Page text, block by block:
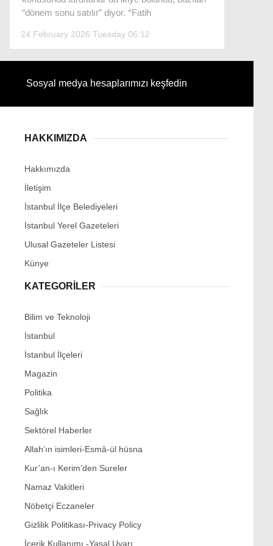
“dönem sonu satılır” diyor. *Fatih
24 February 2026 Tuesday 06:12
Sosyal medya hesaplarımızı keşfedin
HAKKIMIZDA
Hakkımızda
İletişim
İstanbul İlçe Belediyeleri
İstanbul Yerel Gazeteleri
Ulusal Gazeteler Listesi
Künye
KATEGORİLER
Bilim ve Teknoloji
İstanbul
İstanbul İlçeleri
Magazin
Politika
Sağlık
Sektörel Haberler
Allah’ın isimleri-Esmâ-ül hüsna
Kur’an-ı Kerim’den Sureler
Namaz Vakitleri
Nöbetçi Eczaneler
Gizlilik Politikası-Privacy Policy
İçerik Kullanımı -Yasal Uyarı